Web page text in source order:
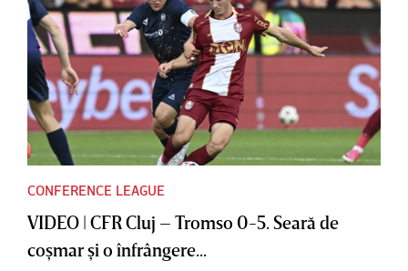
CONFERENCE LEAGUE
VIDEO | CFR Cluj – Tromso 0-5. Seară de
coşmar şi o înfrângere...